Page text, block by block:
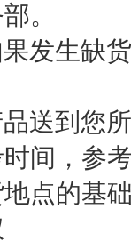
。
发生缺
送到您
间，参
点的基